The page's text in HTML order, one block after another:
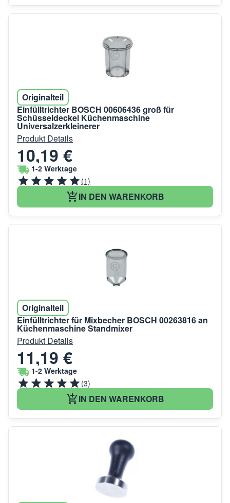
Originalteil
Einfülltrichter BOSCH 00606436 groß für
Schüsseldeckel Küchenmaschine
Universalzerkleinerer
Produkt Details
10,19 €
1-2 Werktage
(1)
IN DEN WARENKORB
Originalteil
Einfülltrichter für Mixbecher BOSCH 00263816 an
Küchenmaschine Standmixer
Produkt Details
11,19 €
1-2 Werktage
(3)
IN DEN WARENKORB